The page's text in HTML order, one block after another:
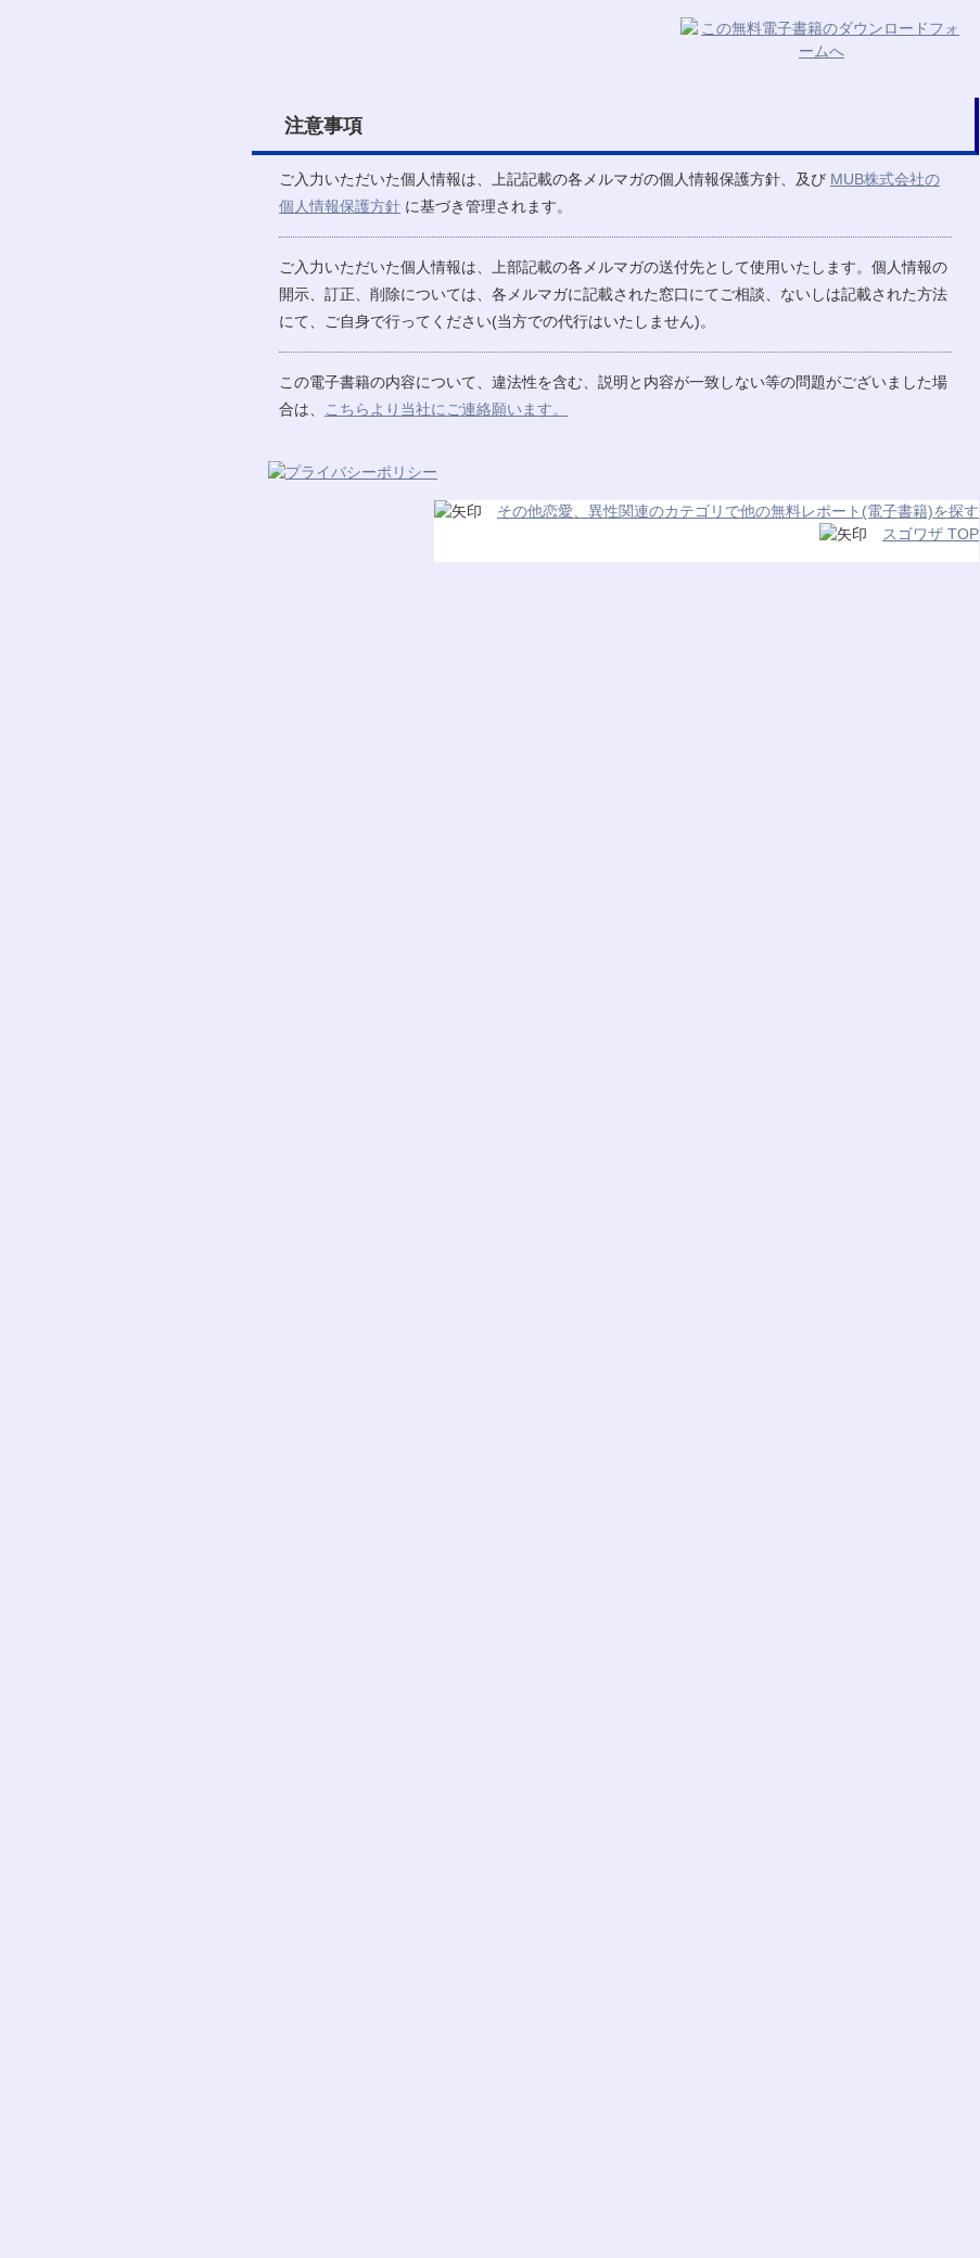
注意事項
ご入力いただいた個人情報は、上記記載の各メルマガの個人情報保護方針、及び MUB株式会社の
個人情報保護方針 に基づき管理されます。
ご入力いただいた個人情報は、上部記載の各メルマガの送付先として使用いたします。個人情報の
開示、訂正、削除については、各メルマガに記載された窓口にてご相談、ないしは記載された方法
にて、ご自身で行ってください(当方での代行はいたしません)。
この電子書籍の内容について、違法性を含む、説明と内容が一致しない等の問題がございました場
合は、
こちらより当社にご連絡願います。
その他恋愛、異性関連のカテゴリで他の無料レポート(電子書籍)を探す
スゴワザ TOP